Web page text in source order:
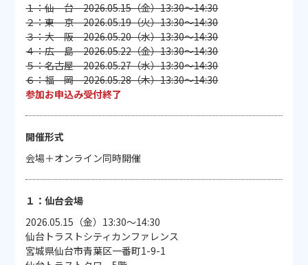
１：仙 台 2026.05.15（金）13:30～14:30
２：東 京 2026.05.19（火）13:30～14:30
３：大 阪 2026.05.20（水）13:30～14:30
４：広 島 2026.05.22（金）13:30～14:30
５：名古屋 2026.05.27（水）13:30～14:30
６：福 岡 2026.05.28（木）13:30～14:30
参加お申込み受付終了
開催形式
会場＋オンライン同時開催
１：仙台会場
2026.05.15（金）13:30～14:30
仙台トラストシティカンファレンス
宮城県仙台市青葉区一番町1-9-1